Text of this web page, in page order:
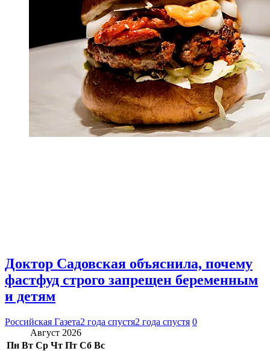
Доктор Садовская объяснила, почему
фастфуд строго запрещен беременным
и детям
Российская Газета2 года спустя2 года спустя 0
Август 2026
Пн Вт Ср Чт Пт Сб Вс